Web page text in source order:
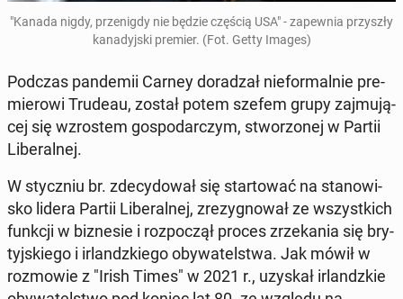
"Kanada nigdy, prze­nig­dy nie będzie częścią USA" - za­pew­nia przy­szły
ka­na­dyj­ski premier. (Fot. Getty Images)
Podczas pan­de­mii Carney do­ra­dzał nie­for­mal­nie pre­
mie­ro­wi Trudeau, został potem szefem grupy zaj­mu­ją­
cej się wzro­stem go­spo­dar­czym, stwo­rzo­nej w Partii
Li­be­ral­nej.
W stycz­niu br. zde­cy­do­wał się star­to­wać na sta­no­wi­
sko lidera Partii Li­be­ral­nej, zre­zy­gno­wał ze wszyst­kich
funkcji w biz­ne­sie i roz­po­czął proces zrze­ka­nia się bry­
tyj­skie­go i ir­landz­kie­go oby­wa­tel­stwa. Jak mówił w
roz­mo­wie z "Irish Times" w 2021 r., uzyskał ir­landz­kie